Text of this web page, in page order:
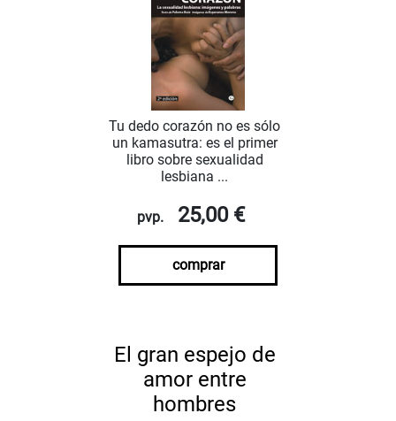
Tu dedo corazón no es sólo
un kamasutra: es el primer
libro sobre sexualidad
lesbiana ...
pvp. 25,00 €
comprar
El gran espejo de
amor entre
hombres